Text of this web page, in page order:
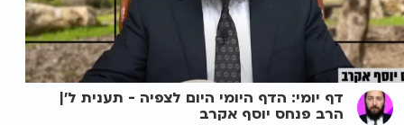
דף יומי: הדף היומי היום לצפיה - תענית ל'|
הרב פנחס יוסף אקרב